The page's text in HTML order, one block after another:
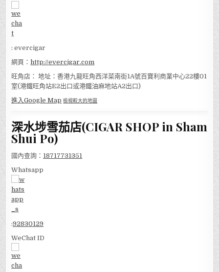
: evercigar
網頁：http://evercigar.com
旺角店： 地址：香港九龍旺角西洋菜南街1A號百寶利商業中心22樓01
室(港鐵旺角站E2出口或港鐵油麻地站A2出口)
進入Google Map 檢視較大的地圖
深水埗雪茄店(CIGAR SHOP in Sham
Shui Po)
國內查詢： 18717731351
Whatsapp
:92830129
WeChat ID